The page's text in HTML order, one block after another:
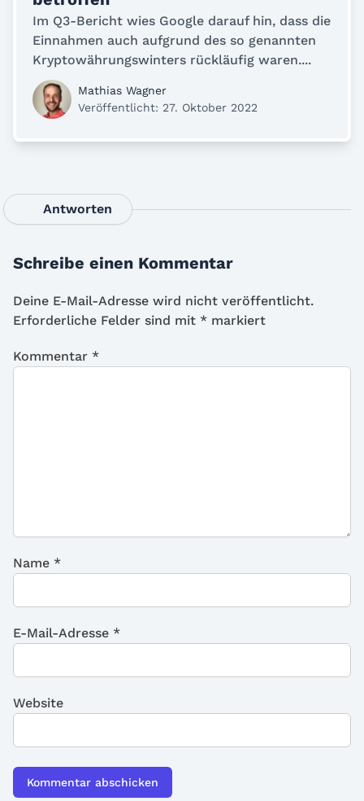
Im Q3-Bericht wies Google darauf hin, dass die
Einnahmen auch aufgrund des so genannten
Kryptowährungswinters rückläufig waren....
Mathias Wagner
Veröffentlicht: 27. Oktober 2022
Antworten
Schreibe einen Kommentar
Deine E-Mail-Adresse wird nicht veröffentlicht.
Erforderliche Felder sind mit * markiert
Kommentar *
Name *
E-Mail-Adresse *
Website